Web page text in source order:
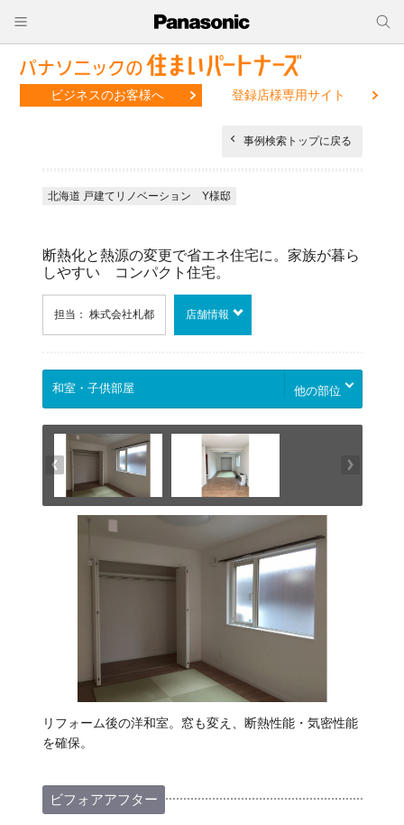
ビジネスのお客様へ 登録店様専用サイト
事例検索トップに戻る
北海道 戸建てリノベーション Y様邸
断熱化と熱源の変更で省エネ住宅に。家族が暮ら
しやすい コンパクト住宅。
担当： 株式会社札都 店舗情報
他の部位
リフォーム後の洋和室。窓も変え、断熱性能・気密性能
を確保。
ビフォアアフター